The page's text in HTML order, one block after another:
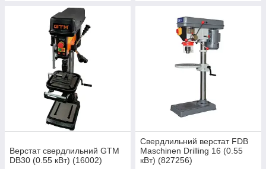
Верстат свердлильний GTM
DB30 (0.55 кВт) (16002)
Свердлильний верстат FDB
Maschinen Drilling 16 (0.55
кВт) (827256)